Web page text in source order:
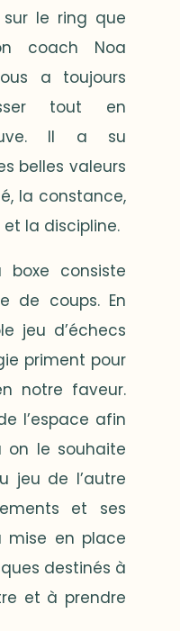
le ring que
coach Noa
a toujours
tout en
Il a su
belles valeurs
la constance,
la discipline.
consiste
de coups. En
jeu d’échecs
priment pour
notre faveur.
l’espace afin
on le souhaite
jeu de l’autre
et ses
mise en place
destinés à
et à prendre